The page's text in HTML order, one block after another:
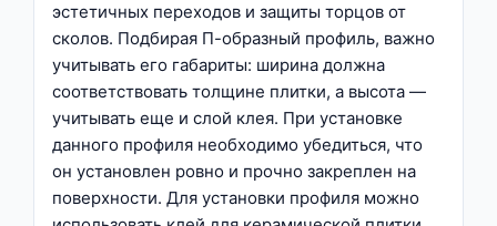
эстетичных переходов и защиты торцов от
сколов. Подбирая П-образный профиль, важно
учитывать его габариты: ширина должна
соответствовать толщине плитки, а высота —
учитывать еще и слой клея. При установке
данного профиля необходимо убедиться, что
он установлен ровно и прочно закреплен на
поверхности. Для установки профиля можно